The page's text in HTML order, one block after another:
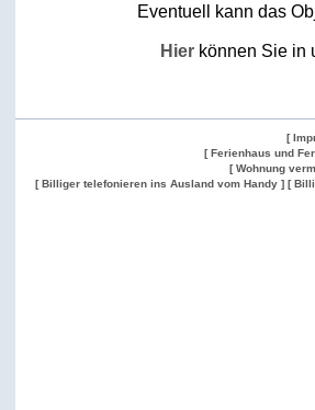
Eventuell kann das
Hier können Sie in
[
[ Ferienhaus und
[ Wohnung
[ Billiger telefonieren ins Ausland vom Handy ] [